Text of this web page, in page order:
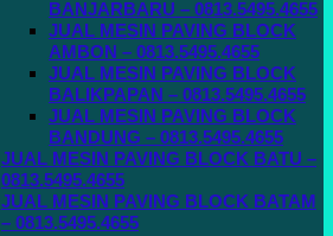
BANJARBARU – 0813.5495.4655
JUAL MESIN PAVING BLOCK
AMBON – 0813.5495.4655
JUAL MESIN PAVING BLOCK
BALIKPAPAN – 0813.5495.4655
JUAL MESIN PAVING BLOCK
BANDUNG – 0813.5495.4655
JUAL MESIN PAVING BLOCK BATU –
0813.5495.4655
JUAL MESIN PAVING BLOCK BATAM
– 0813.5495.4655